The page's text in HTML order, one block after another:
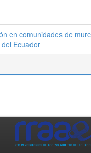
en comunidades de
Ecuador